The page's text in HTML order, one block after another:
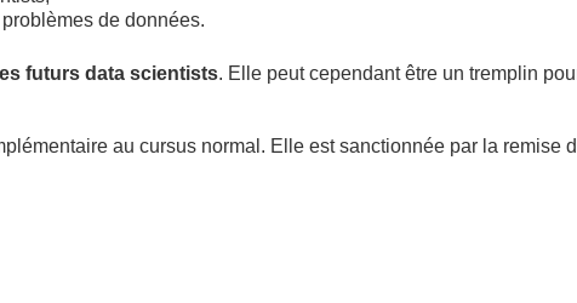
de données.
futurs data scientists. Elle peut cependant être un tremplin
au cursus normal. Elle est sanctionnée par la remise